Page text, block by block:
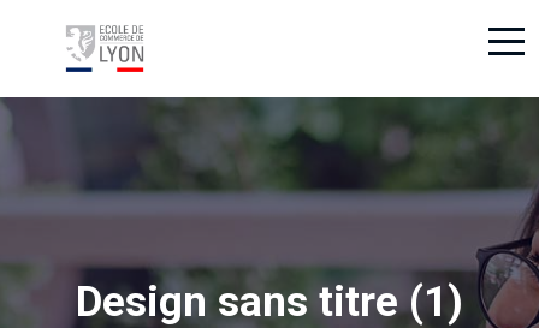
Design sans titre (1)